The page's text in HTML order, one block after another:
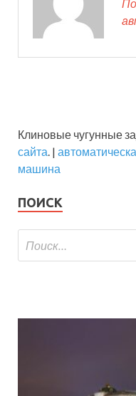
Клиновые чугунные
сайта. |
машина
ПОИСК